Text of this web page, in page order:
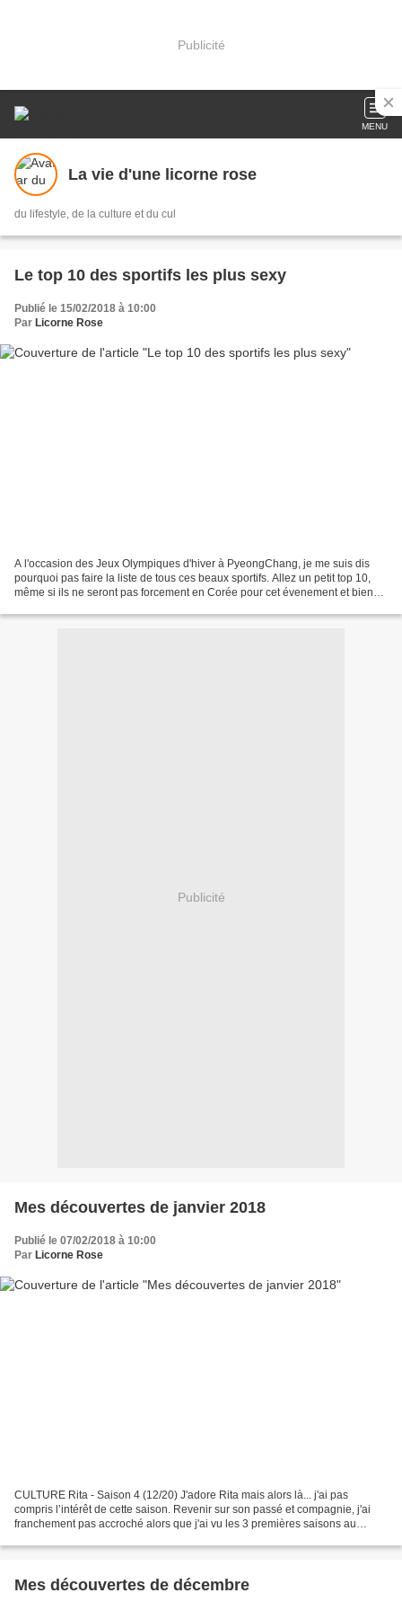
Publicité
MENU
La vie d'une licorne rose
du lifestyle, de la culture et du cul
Le top 10 des sportifs les plus sexy
Publié le 15/02/2018 à 10:00
Par Licorne Rose
A l'occasion des Jeux Olympiques d'hiver à PyeongChang, je me suis dis
pourquoi pas faire la liste de tous ces beaux sportifs. Allez un petit top 10,
même si ils ne seront pas forcement en Corée pour cet évenement et bien
Publicité
Mes découvertes de janvier 2018
Publié le 07/02/2018 à 10:00
Par Licorne Rose
CULTURE Rita - Saison 4 (12/20) J'adore Rita mais alors là... j'ai pas
compris l’intérêt de cette saison. Revenir sur son passé et compagnie, j'ai
franchement pas accroché alors que j'ai vu les 3 premières saisons au
Mes découvertes de décembre